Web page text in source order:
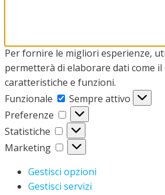
Per fornire le migliori esperienze,
permetterà di elaborare dati come
caratteristiche e funzioni.
Funzionale
Funzionale
Sempre attivo
Preferenze
Preferenze
Statistiche
Statistiche
Marketing
Marketing
Gestisci opzioni
Gestisci servizi